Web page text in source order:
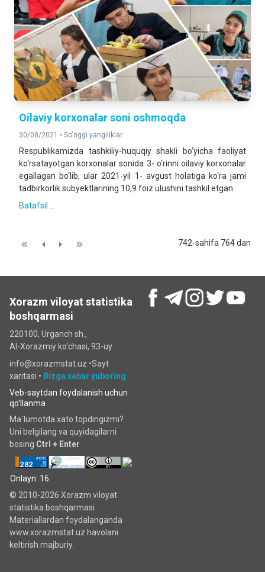
Oilaviy korxonalar soni oshmoqda
30/08/2021 • So'nggi yangiliklar
Respublikamizda tashkiliy-huquqiy shakli bo‘yicha faoliyat
ko‘rsatayotgan korxonalar sonida 3- o‘rinni oilaviy korxonalar
egallagan bo‘lib, ular 2021-yil 1- avgust holatiga ko‘ra jami
tadbirkorlik subyektlarining 10,9 foiz ulushini tashkil etgan.
Batafsil ...
742-sahifa 764 dan
Xorazm viloyat statistika
boshqarmasi
220100, Urganch sh.,
Al-Xorazmiy ko‘chаsi, 93-uy
info@xorazmstat.uz •Sayt
xaritasi • Bizga xabar yuboring
Veb-saytdan foydalanish uchun
qo'llanma
Ma`lumotda xato topdingizmi?
Uni belgilang va quyidagilarni
bosing Ctrl + Enter
Onlayn: 16
© 2010-2026 Xorazm viloyat
statistika boshqarmasi
Materiallardan foydalanganda
www.xorazmstat.uz havolani
keltirish majburiy.